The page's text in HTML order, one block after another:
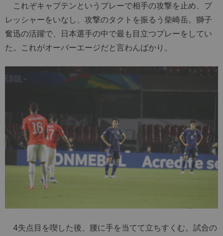
これぞキャプテンというプレーで相手の攻撃を止め、プ
レッシャーをいなし、攻撃のタクトを振るう柴崎岳。獅子
奮迅の活躍で、日本選手の中で最も目立つプレーをしてい
た。これがオーバーエージだと言わんばかり。
4失点目を喫した後、腰に手を当てて立ちすくむ。試合の